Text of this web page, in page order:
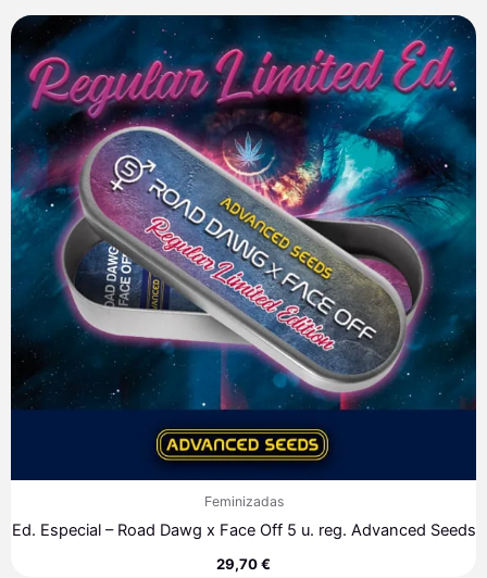
Feminizadas
Ed. Especial – Road Dawg x Face Off 5 u. reg. Advanced Seeds
29,70€